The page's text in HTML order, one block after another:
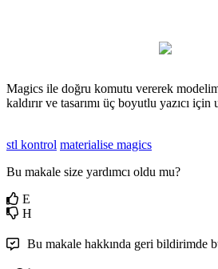
Magics ile doğru komutu vererek
kaldırır ve tasarımı üç boyutlu yazıcı için
stl kontrol materialise magics
Bu makale size yardımcı oldu mu?
E
H
Bu makale hakkında geri bildirimde